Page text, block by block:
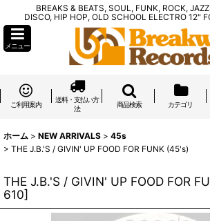
BREAKS & BEATS, SOUL, FUNK, ROCK,
DISCO, HIP HOP, OLD SCHOOL ELECTRO 12"
メニュー
ご利用案内
送料・支払い方
法
商品検索 カテゴリ
ホーム > NEW ARRIVALS > 45s
> THE J.B.'S / GIVIN' UP FOOD FOR FUNK (45's)
THE J.B.'S / GIVIN' UP FOOD FOR
610]